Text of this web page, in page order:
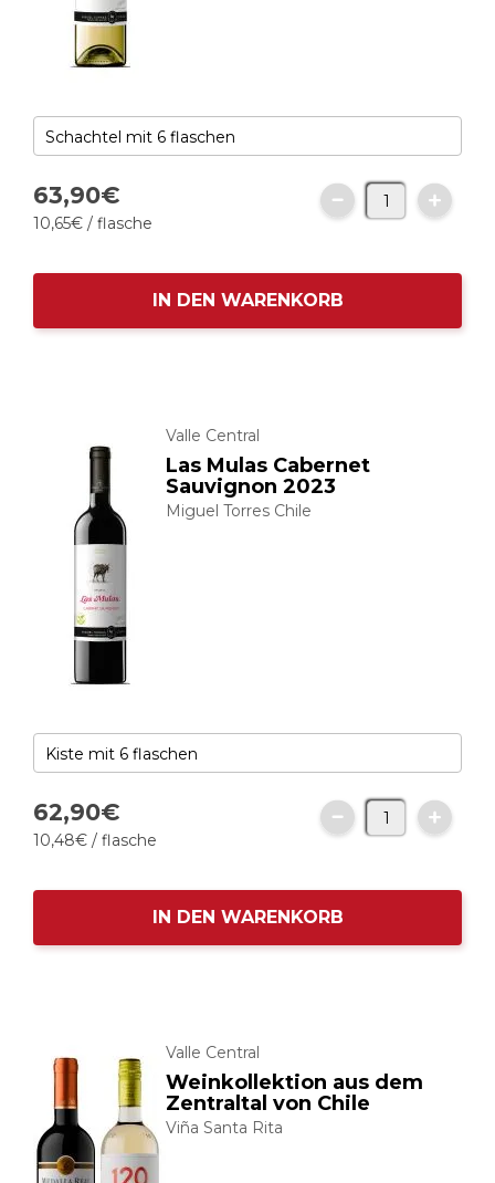
63,90€
10,65€ / flasche
IN DEN WARENKORB
Valle Central
Las Mulas Cabernet
Sauvignon 2023
Miguel Torres Chile
62,90€
10,48€ / flasche
IN DEN WARENKORB
Valle Central
Weinkollektion aus dem
Zentraltal von Chile
Viña Santa Rita